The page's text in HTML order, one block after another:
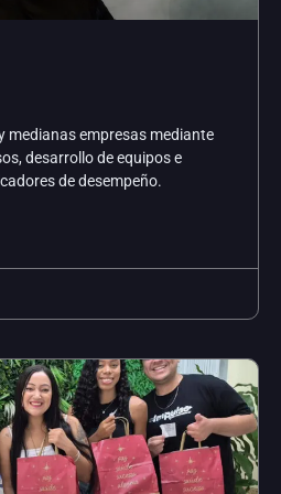
medianas empresas mediante
desarrollo de equipos e
de desempeño.